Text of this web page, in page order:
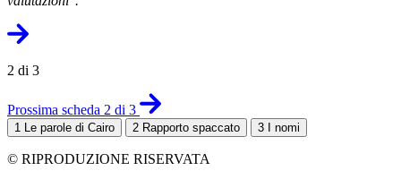
2 di 3
Prossima scheda 2 di 3
1 Le parole di Cairo 2 Rapporto spaccato 3 I nomi
© RIPRODUZIONE RISERVATA